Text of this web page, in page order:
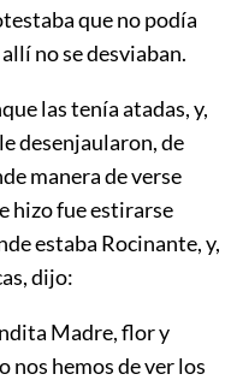
que no podía
no se desviaban.
las tenía atadas, y,
desenjaularon, de
manera de verse
hizo fue estirarse
estaba Rocinante, y,
dijo:
Madre, flor y
nos hemos de ver los